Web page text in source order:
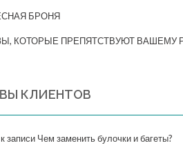
БРОНЯ
КОТОРЫЕ ПРЕПЯТСТВУЮТ ВАШЕМУ
КЛИЕНТОВ
к записи Чем заменить булочки и багеты?